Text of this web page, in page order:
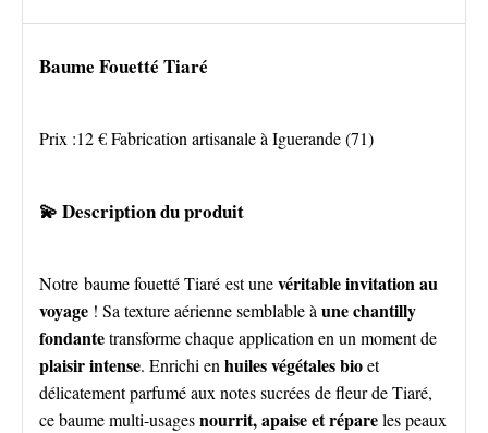
Baume Fouetté Tiaré
Prix :12 € Fabrication artisanale à Iguerande (71)
💫 Description du produit
Notre baume fouetté Tiaré est unevéritable invitation au
voyage ! Sa texture aérienne semblable à une chantilly
fondantetransforme chaque application en un moment de
plaisir intense. Enrichi en huiles végétales bioet
délicatement parfumé aux notes sucrées de fleur de Tiaré,
ce baume multi-usagesnourrit, apaise et répareles peaux